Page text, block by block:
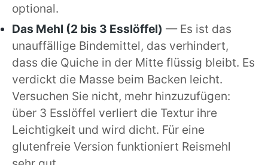
optional.
Das Mehl (2 bis 3 Esslöffel) — Es ist das
unauffällige Bindemittel, das verhindert,
dass die Quiche in der Mitte flüssig bleibt. Es
verdickt die Masse beim Backen leicht.
Versuchen Sie nicht, mehr hinzuzufügen:
über 3 Esslöffel verliert die Textur ihre
Leichtigkeit und wird dicht. Für eine
glutenfreie Version funktioniert Reismehl